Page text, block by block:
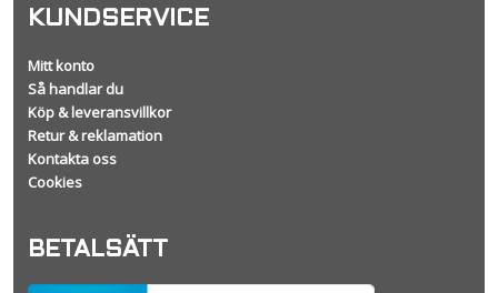
KUNDSERVICE
Mitt konto
Så handlar du
Köp & leveransvillkor
Retur & reklamation
Kontakta oss
Cookies
BETALSÄTT